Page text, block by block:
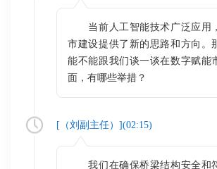
当前人工智能技术广泛应用
市建设提供了新的思路和方向。
能不能跟我们谈一谈在数字赋能
面，有哪些举措？
[（刘副主任）](02:15)
我们在确保桥梁结构安全和